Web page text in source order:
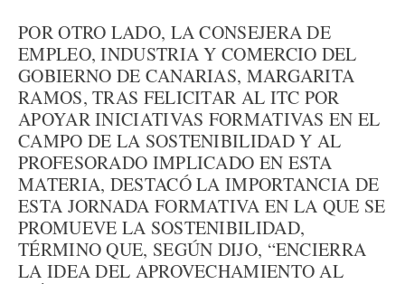
POR OTRO LADO, LA CONSEJERA DE
EMPLEO, INDUSTRIA Y COMERCIO DEL
GOBIERNO DE CANARIAS, MARGARITA
RAMOS, TRAS FELICITAR AL ITC POR
APOYAR INICIATIVAS FORMATIVAS EN EL
CAMPO DE LA SOSTENIBILIDAD Y AL
PROFESORADO IMPLICADO EN ESTA
MATERIA, DESTACÓ LA IMPORTANCIA DE
ESTA JORNADA FORMATIVA EN LA QUE SE
PROMUEVE LA SOSTENIBILIDAD,
TÉRMINO QUE, SEGÚN DIJO, “ENCIERRA
LA IDEA DEL APROVECHAMIENTO AL